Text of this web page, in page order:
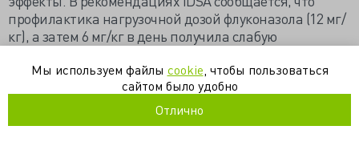
профилактика нагрузочной дозой флуконазола (12 мг/
кг), а затем 6 мг/кг в день получила слабую
риска в отделении реанимации и интенсивной
терапии. Это указывает на необходимость нового
метода скрининга для выявления пациентов с
высоким риском развития тяжелой кандидемии и ее
Мы используем файлы cookie , чтобы пользоваться
сайтом было удобно
Отлично